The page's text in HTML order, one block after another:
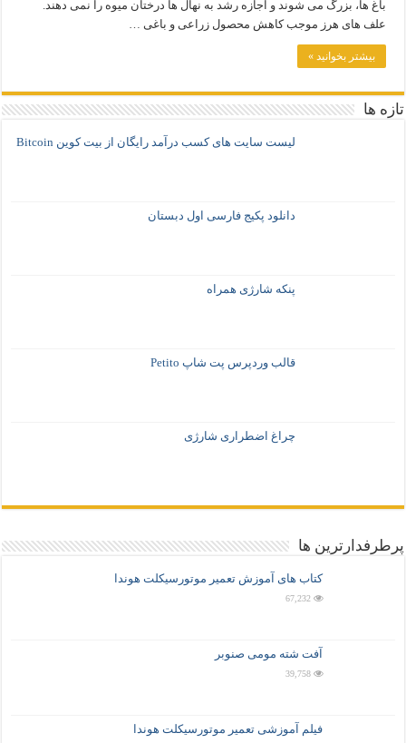
باغ ها، بزرگ می شوند و اجازه رشد به نهال ها درختان میوه را نمی دهند.
علف های هرز موجب کاهش محصول زراعی و باغی …
بیشتر بخوانید »
تازه ها
لیست سایت های کسب درآمد رایگان از بیت کوین Bitcoin
دانلود پکیج فارسی اول دبستان
پنکه شارژی همراه
قالب وردپرس پت شاپ Petito
چراغ اضطراری شارژی
پرطرفدارترین ها
کتاب های آموزش تعمیر موتورسیکلت هوندا
67,232
آفت شته مومی صنوبر
39,758
فیلم آموزشی تعمیر موتورسیکلت هوندا